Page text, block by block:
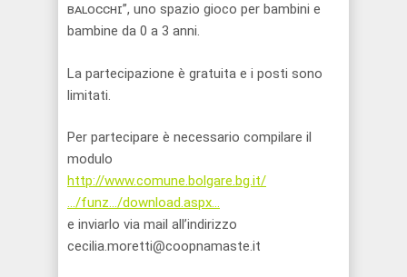
ʙᴀʟᴏᴄᴄʜɪ”, uno spazio gioco per bambini e
bambine da 0 a 3 anni.
La partecipazione è gratuita e i posti sono
limitati.
Per partecipare è necessario compilare il
modulo
http://www.comune.bolgare.bg.it/
…/funz…/download.aspx…
e inviarlo via mail all’indirizzo
cecilia.moretti@coopnamaste.it